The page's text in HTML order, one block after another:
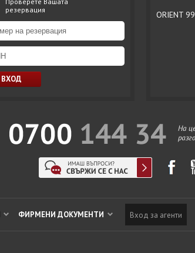
резервация
ORIENT 99
ФИРМЕНИ ДОКУМЕНТИ Вход за агенти